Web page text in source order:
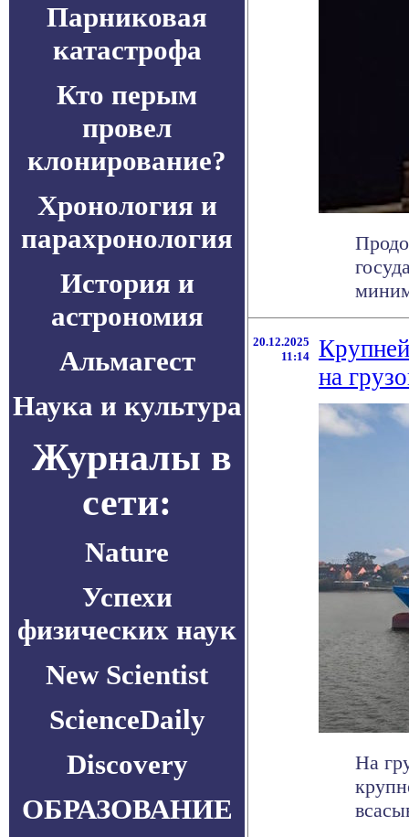
Парниковая
катастрофа
Кто перым
провел
клонирование?
Хронология и
парахронология
История и
астрономия
Альмагест
Наука и культура
Журналы в
сети:
Nature
Успехи
физических наук
New Scientist
ScienceDaily
Discovery
ОБРАЗОВАНИЕ
20.12.2025
11:14
на
На